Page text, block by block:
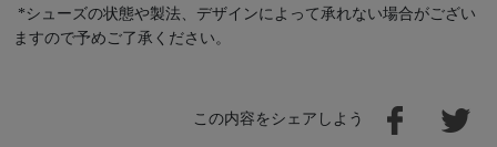
*シューズの状態や製法、デザインによって承れない場合がござい
ますので予めご了承ください。
この内容をシェアしよう